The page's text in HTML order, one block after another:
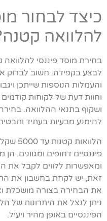
כיצד לבחור
להלוואה
בחירת מוסד פיננסי
לבצע בקפידה. חשוב לבדוק
והעמלות הנוספות שייתכן
וחוות דעת של לקוחות
ושקוף בתנאי ההלוואה.
להימנע מבעיות בעתיד
פיננסיים דחופים ומגוונים.
ומאפשרות ללווים לקבל את
זאת, יש לקחת בחשבון את
את הבחירה בצורה מושכלת
ניתן לנצל את היתרונות של
הפיננסיים באופן מהיר ויעיל.